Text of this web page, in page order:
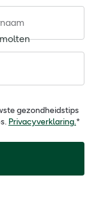
gezondheidstips
Privacyverklaring.*